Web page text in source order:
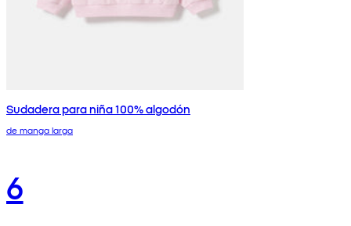
Sudadera para niña 100% algodón
de manga larga
6